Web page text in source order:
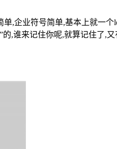
,企业符号简单,基本上就一个
,谁来记住你呢,就算记住了,